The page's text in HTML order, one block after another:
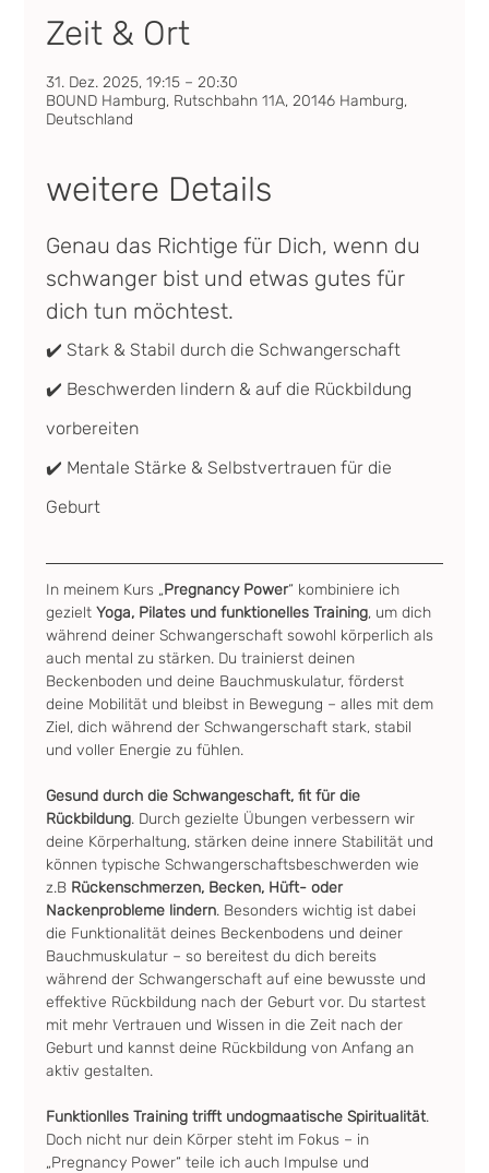
Zeit & Ort
31. Dez. 2025, 19:15 – 20:30
BOUND Hamburg, Rutschbahn 11A, 20146 Hamburg,
Deutschland
weitere Details
Genau das Richtige für Dich, wenn du
schwanger bist und etwas gutes für
dich tun möchtest.
✔️ Stark & Stabil durch die Schwangerschaft
✔️ Beschwerden lindern & auf die Rückbildung
vorbereiten
✔️ Mentale Stärke & Selbstvertrauen für die
Geburt
In meinem Kurs „Pregnancy Power“ kombiniere ich
gezielt Yoga, Pilates und funktionelles Training, um dich
während deiner Schwangerschaft sowohl körperlich als
auch mental zu stärken. Du trainierst deinen
Beckenboden und deine Bauchmuskulatur, förderst
deine Mobilität und bleibst in Bewegung – alles mit dem
Ziel, dich während der Schwangerschaft stark, stabil
und voller Energie zu fühlen.
Gesund durch die Schwangeschaft, fit für die
Rückbildung. Durch gezielte Übungen verbessern wir
deine Körperhaltung, stärken deine innere Stabilität und
können typische Schwangerschaftsbeschwerden wie
z.B Rückenschmerzen, Becken, Hüft- oder
Nackenprobleme lindern. Besonders wichtig ist dabei
die Funktionalität deines Beckenbodens und deiner
Bauchmuskulatur – so bereitest du dich bereits
während der Schwangerschaft auf eine bewusste und
effektive Rückbildung nach der Geburt vor. Du startest
mit mehr Vertrauen und Wissen in die Zeit nach der
Geburt und kannst deine Rückbildung von Anfang an
aktiv gestalten.
Funktionlles Training trifft undogmaatische Spiritualität.
Doch nicht nur dein Körper steht im Fokus – in
„Pregnancy Power“ teile ich auch Impulse und